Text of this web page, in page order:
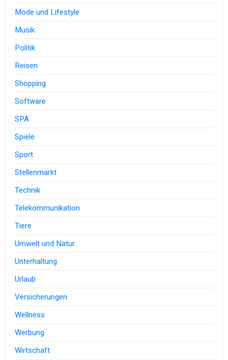
Mode und Lifestyle
Musik
Politik
Reisen
Shopping
Software
SPA
Spiele
Sport
Stellenmarkt
Technik
Telekommunikation
Tiere
Umwelt und Natur
Unterhaltung
Urlaub
Versicherungen
Wellness
Werbung
Wirtschaft